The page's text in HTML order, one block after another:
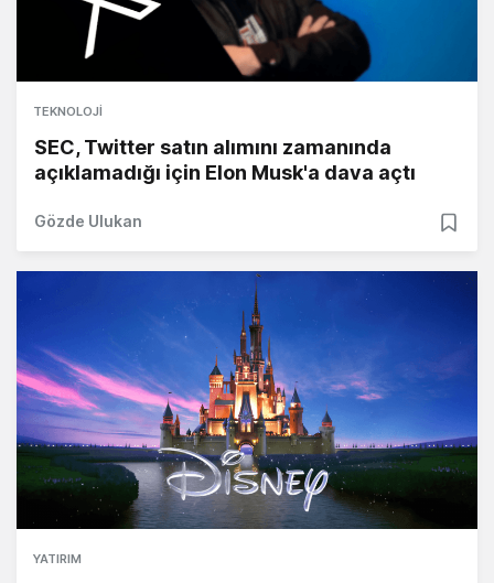
TEKNOLOJI
SEC, Twitter satın alımını zamanında
açıklamadığı için Elon Musk'a dava açtı
Gözde Ulukan
YATIRIM